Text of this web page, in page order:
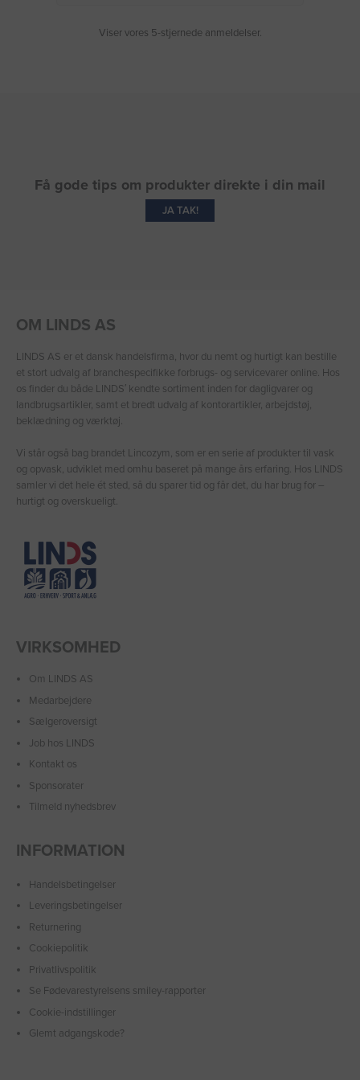
Viser vores 5-stjernede anmeldelser.
Få gode tips om produkter direkte i din mail
JA TAK!
OM LINDS AS
LINDS AS er et dansk handelsfirma, hvor du nemt og hurtigt kan bestille
et stort udvalg af branchespecifikke forbrugs- og servicevarer online. Hos
os finder du både LINDS′ kendte sortiment inden for dagligvarer og
landbrugsartikler, samt et bredt udvalg af kontorartikler, arbejdstøj,
beklædning og værktøj.
Vi står også bag brandet Lincozym, som er en serie af produkter til vask
og opvask, udviklet med omhu baseret på mange års erfaring. Hos LINDS
samler vi det hele ét sted, så du sparer tid og får det, du har brug for –
hurtigt og overskueligt.
VIRKSOMHED
Om LINDS AS
Medarbejdere
Sælgeroversigt
Job hos LINDS
Kontakt os
Sponsorater
Tilmeld nyhedsbrev
INFORMATION
Handelsbetingelser
Leveringsbetingelser
Returnering
Cookiepolitik
Privatlivspolitik
Se Fødevarestyrelsens smiley-rapporter
Cookie-indstillinger
Glemt adgangskode?